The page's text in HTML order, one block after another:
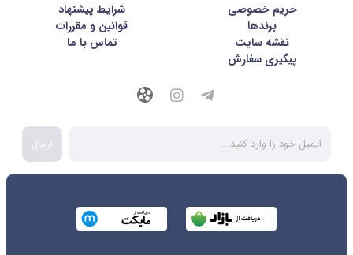
معرفی پایه نگهدارنده شارژر وایرلس و کاربرد آن
هولدر شارژر وایرلس وسیله‌ای هوشمند و کاربردی است که هم به عنوان
در این سیستم، انرژی از سیم پیچ داخلی هولدر به سیم پیچ گیرنده
گوشی منتقل می‌شود و بدون نیاز به اتصال فیزیکی، باتری شارژ
صورت خودکار آغاز شود.
حریم خصوصی
شرايط پيشنهاد
برندها
قوانین و مقررات
نقشه سایت
تماس با ما
پیگیری سفارش
ارسال